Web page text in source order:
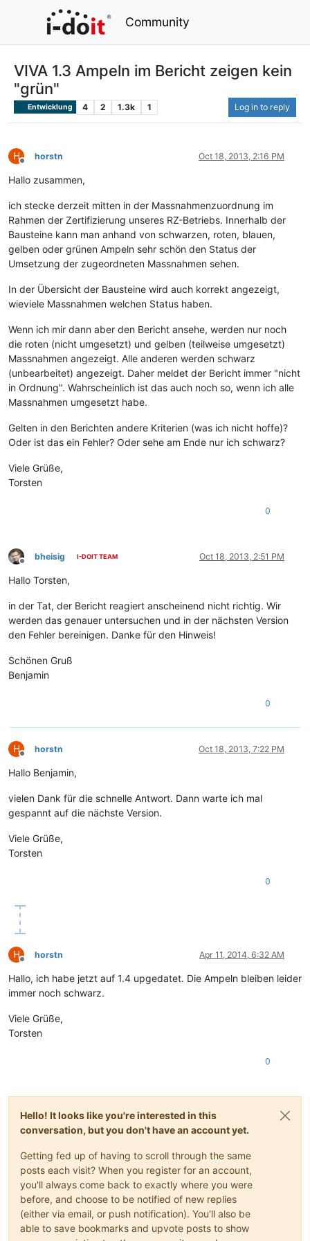
Community
VIVA 1.3 Ampeln im Bericht zeigen kein
"grün"
Entwicklung 4 2 1.3k 1 Log in to reply
H
Offline
horstn Oct 18, 2013, 2:16 PM
Hallo zusammen,
ich stecke derzeit mitten in der Massnahmenzuordnung im
Rahmen der Zertifizierung unseres RZ-Betriebs. Innerhalb der
Bausteine kann man anhand von schwarzen, roten, blauen,
gelben oder grünen Ampeln sehr schön den Status der
Umsetzung der zugeordneten Massnahmen sehen.
In der Übersicht der Bausteine wird auch korrekt angezeigt,
wieviele Massnahmen welchen Status haben.
Wenn ich mir dann aber den Bericht ansehe, werden nur noch
die roten (nicht umgesetzt) und gelben (teilweise umgesetzt)
Massnahmen angezeigt. Alle anderen werden schwarz
(unbearbeitet) angezeigt. Daher meldet der Bericht immer "nicht
in Ordnung". Wahrscheinlich ist das auch noch so, wenn ich alle
Massnahmen umgesetzt habe.
Gelten in den Berichten andere Kriterien (was ich nicht hoffe)?
Oder ist das ein Fehler? Oder sehe am Ende nur ich schwarz?
Viele Grüße,
Torsten
0
Offline
bheisig I-DOIT TEAM Oct 18, 2013, 2:51 PM
Hallo Torsten,
in der Tat, der Bericht reagiert anscheinend nicht richtig. Wir
werden das genauer untersuchen und in der nächsten Version
den Fehler bereinigen. Danke für den Hinweis!
Schönen Gruß
Benjamin
0
H
Offline
horstn Oct 18, 2013, 7:22 PM
Hallo Benjamin,
vielen Dank für die schnelle Antwort. Dann warte ich mal
gespannt auf die nächste Version.
Viele Grüße,
Torsten
0
H
Offline
horstn Apr 11, 2014, 6:32 AM
Hallo, ich habe jetzt auf 1.4 upgedatet. Die Ampeln bleiben leider
immer noch schwarz.
Viele Grüße,
Torsten
0
Hello! It looks like you're interested in this
conversation, but you don't have an account yet.
Getting fed up of having to scroll through the same
posts each visit? When you register for an account,
you'll always come back to exactly where you were
before, and choose to be notified of new replies
(either via email, or push notification). You'll also be
able to save bookmarks and upvote posts to show